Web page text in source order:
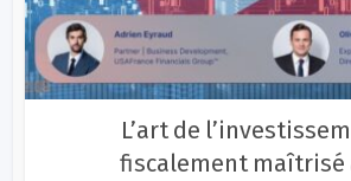
L’art de
fiscalement maîtrisé